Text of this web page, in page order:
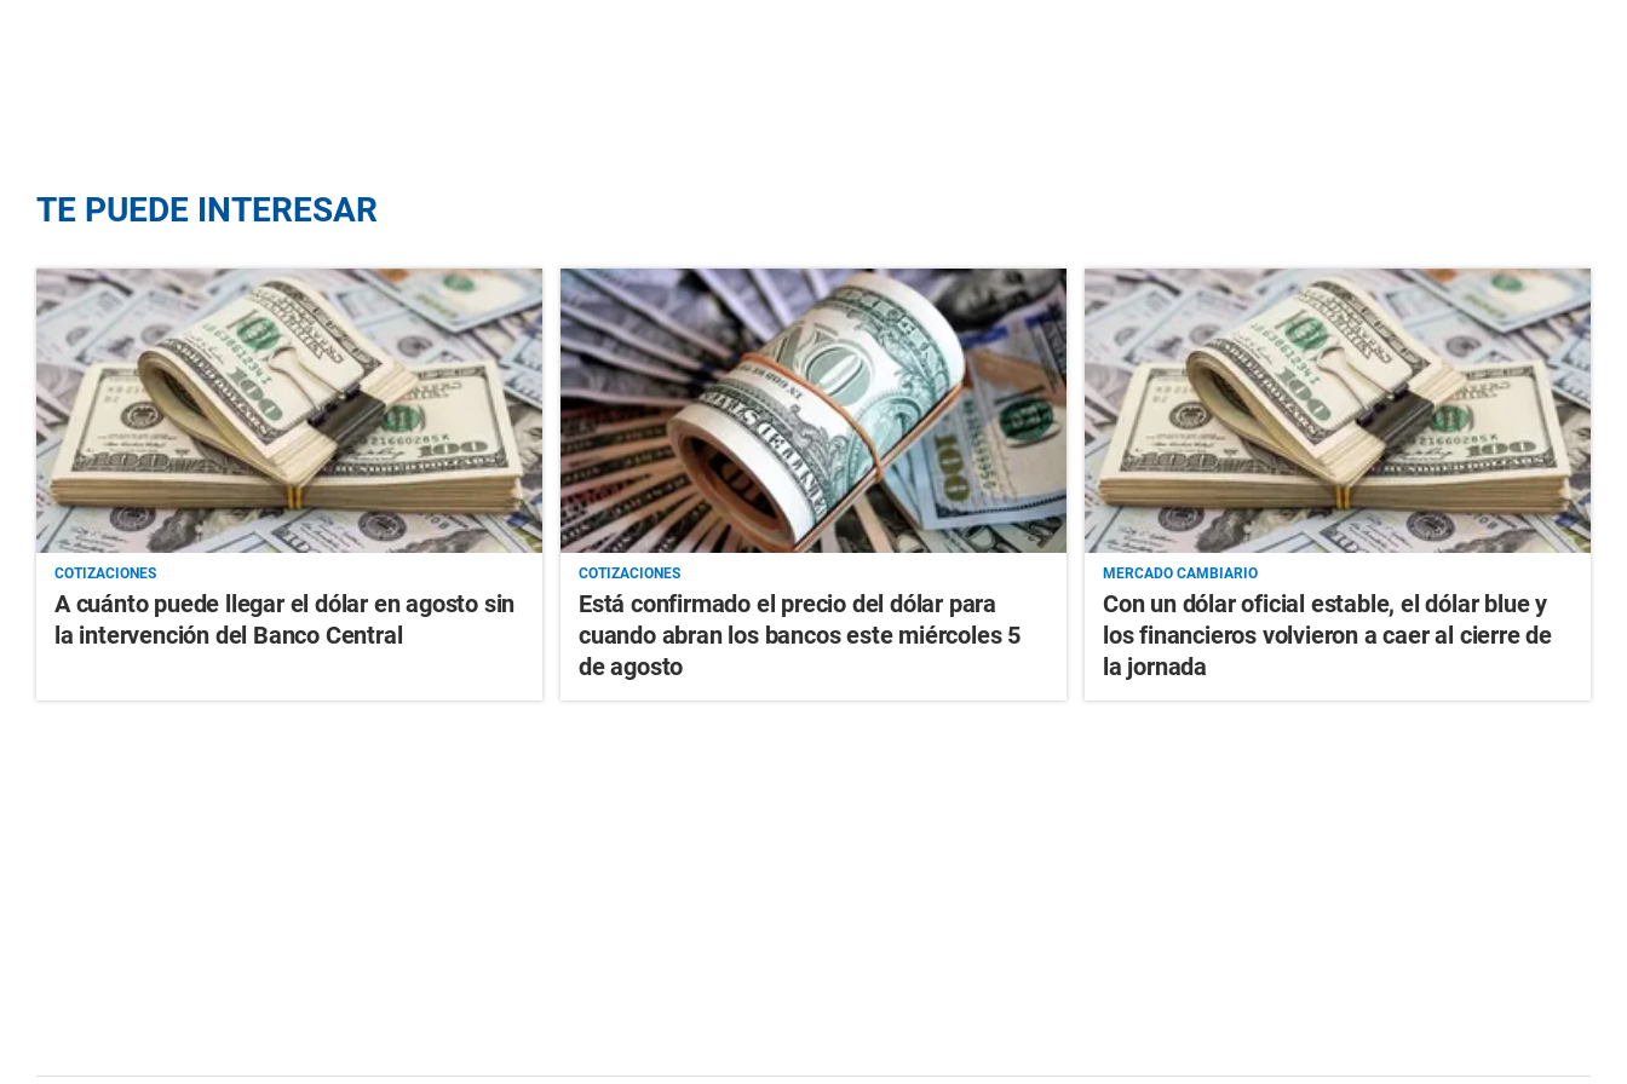
TE PUEDE INTERESAR
COTIZACIONES
A cuánto puede llegar el dólar en agosto sin
la intervención del Banco Central
COTIZACIONES
Está confirmado el precio del dólar para
cuando abran los bancos este miércoles 5
de agosto
MERCADO CAMBIARIO
Con un dólar oficial estable, el dólar blue y
los financieros volvieron a caer al cierre de
la jornada